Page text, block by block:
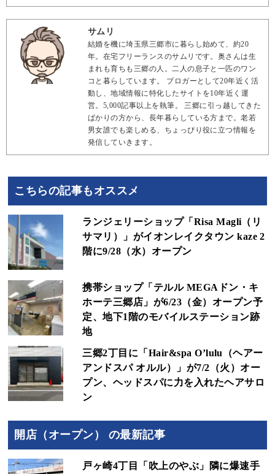
サムリ
結婚を機に埼玉県三郷市に暮らし始めて、約20
年。在宅フリーランスのサムリです。奥さんは生
まれも育ちも三郷の人。二人の息子と一匹のワン
コと暮らしています。 ブロガーとして20年近く活
動し、地域情報に特化したサイトを10年近く運
営。5,000記事以上を執筆。 三郷に引っ越してきた
ばかりの方から、長年暮らしている方まで。老若
男女誰でも楽しめる、ちょっぴり役に立つ情報を
発信していきます。
こちらの記事もオススメ
ランジェリーショップ「Risa Magli（リ
サマリ）」がイオンレイクタウン kaze 2
階に9/28（水）オープン
携帯ショップ「テルル MEGAドン・キ
ホーテ三郷店」が6/23（金）オープン予
定、地下1階のモバイルステーション跡
地
三郷2丁目に「Hair&spa O’lulu（ヘアー
アンドスパ オルル）」が7/2（火）オー
プン、ヘッドスパに力を入れたヘアサロ
ン
開店（オープン） の最新記事
戸ヶ崎4丁目「吹上のやぶ」隣に爆速手